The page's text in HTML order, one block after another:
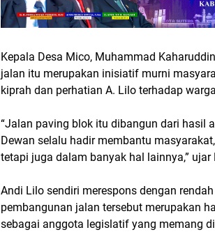
Kepala Desa Mico, Muhammad
jalan itu merupakan inisiatif murni
kiprah dan perhatian A. Lilo terhadap
“Jalan paving blok itu dibangun dari hasil
Dewan selalu hadir membantu
tetapi juga dalam banyak hal lainnya,”
Andi Lilo sendiri merespons dengan
pembangunan jalan tersebut merupakan
sebagai anggota legislatif yang memang